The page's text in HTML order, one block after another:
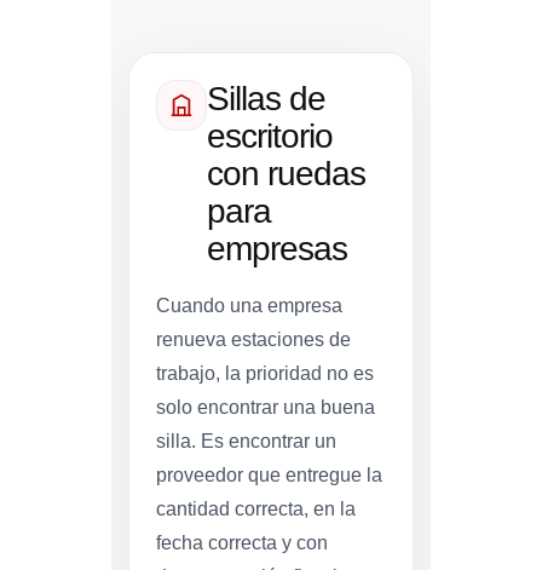
Sillas de
escritorio
con ruedas
para
empresas
Cuando una empresa
renueva estaciones de
trabajo, la prioridad no es
solo encontrar una buena
silla. Es encontrar un
proveedor que entregue la
cantidad correcta, en la
fecha correcta y con